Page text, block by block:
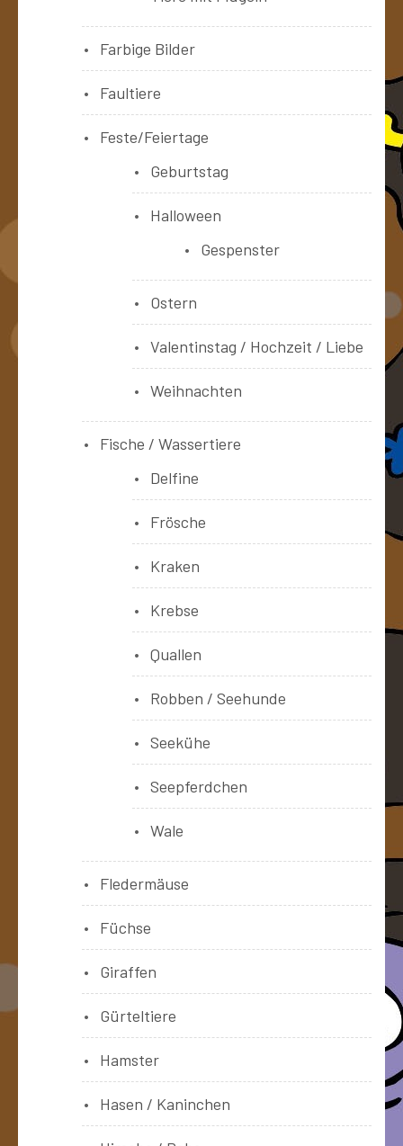
Farbige Bilder
Faultiere
Feste/Feiertage
Geburtstag
Halloween
Gespenster
Ostern
Valentinstag / Hochzeit / Liebe
Weihnachten
Fische / Wassertiere
Delfine
Frösche
Kraken
Krebse
Quallen
Robben / Seehunde
Seekühe
Seepferdchen
Wale
Fledermäuse
Füchse
Giraffen
Gürteltiere
Hamster
Hasen / Kaninchen